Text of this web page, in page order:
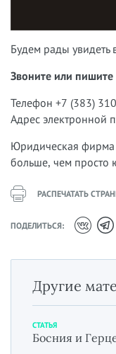
Будем рады увидеть
Звоните или
Телефон +7 (383)
Адрес электронной
Юридическая
больше, чем просто
РАСПЕЧАТАТЬ
ПОДЕЛИТЬСЯ:
Другие
СТАТЬЯ
Босния и